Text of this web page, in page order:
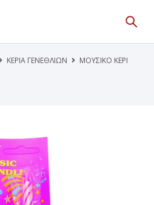
ΚΕΡΙΑ ΓΕΝΕΘΛΙΩΝ
ΜΟΥΣΙΚΟ ΚΕΡΙ